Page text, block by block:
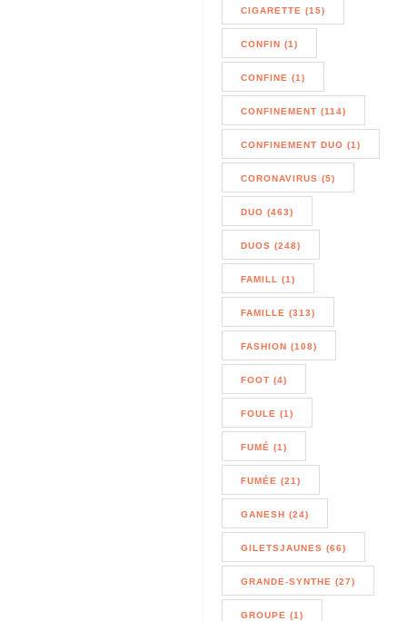
CIGARETTE (15)
CONFIN (1)
CONFINE (1)
CONFINEMENT (114)
CONFINEMENT DUO (1)
CORONAVIRUS (5)
DUO (463)
DUOS (248)
FAMILL (1)
FAMILLE (313)
FASHION (108)
FOOT (4)
FOULE (1)
FUMÉ (1)
FUMÉE (21)
GANESH (24)
GILETSJAUNES (66)
GRANDE-SYNTHE (27)
GROUPE (1)